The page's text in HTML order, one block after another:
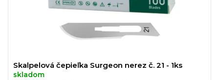
Skalpelová čepieľka Surgeon nerez č. 21 - 1ks
skladom